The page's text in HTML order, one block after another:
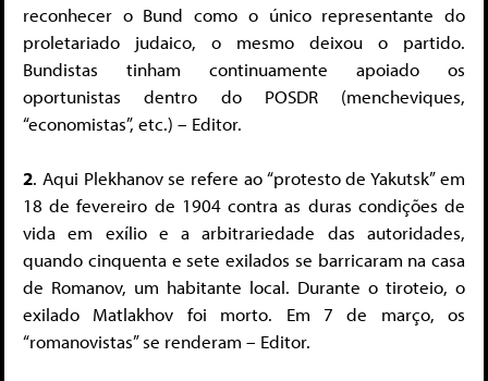
reconhecer o Bund como o único representante do
proletariado judaico, o mesmo deixou o partido.
Bundistas tinham continuamente apoiado os
oportunistas dentro do POSDR (mencheviques,
“economistas”, etc.) – Editor.
2. Aqui Plekhanov se refere ao “protesto de Yakutsk” em
18 de fevereiro de 1904 contra as duras condições de
vida em exílio e a arbitrariedade das autoridades,
quando cinquenta e sete exilados se barricaram na casa
de Romanov, um habitante local. Durante o tiroteio, o
exilado Matlakhov foi morto. Em 7 de março, os
“romanovistas” se renderam – Editor.